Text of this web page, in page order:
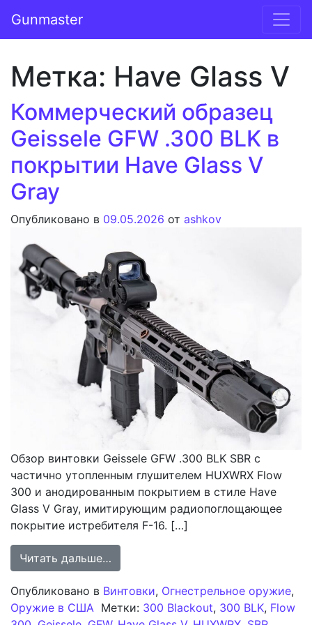
Основная навигация
Gunmaster
Метка: Have Glass V
Коммерческий образец
Geissele GFW .300 BLK в
покрытии Have Glass V
Gray
Опубликовано в 09.05.2026 от ashkov
Обзор винтовки Geissele GFW .300 BLK SBR с
частично утопленным глушителем HUXWRX Flow
300 и анодированным покрытием в стиле Have
Glass V Gray, имитирующим радиопоглощающее
покрытие истребителя F-16. […]
Читать дальше…
Опубликовано в Винтовки, Огнестрельное оружие,
Оружие в США Метки: 300 Blackout, 300 BLK, Flow